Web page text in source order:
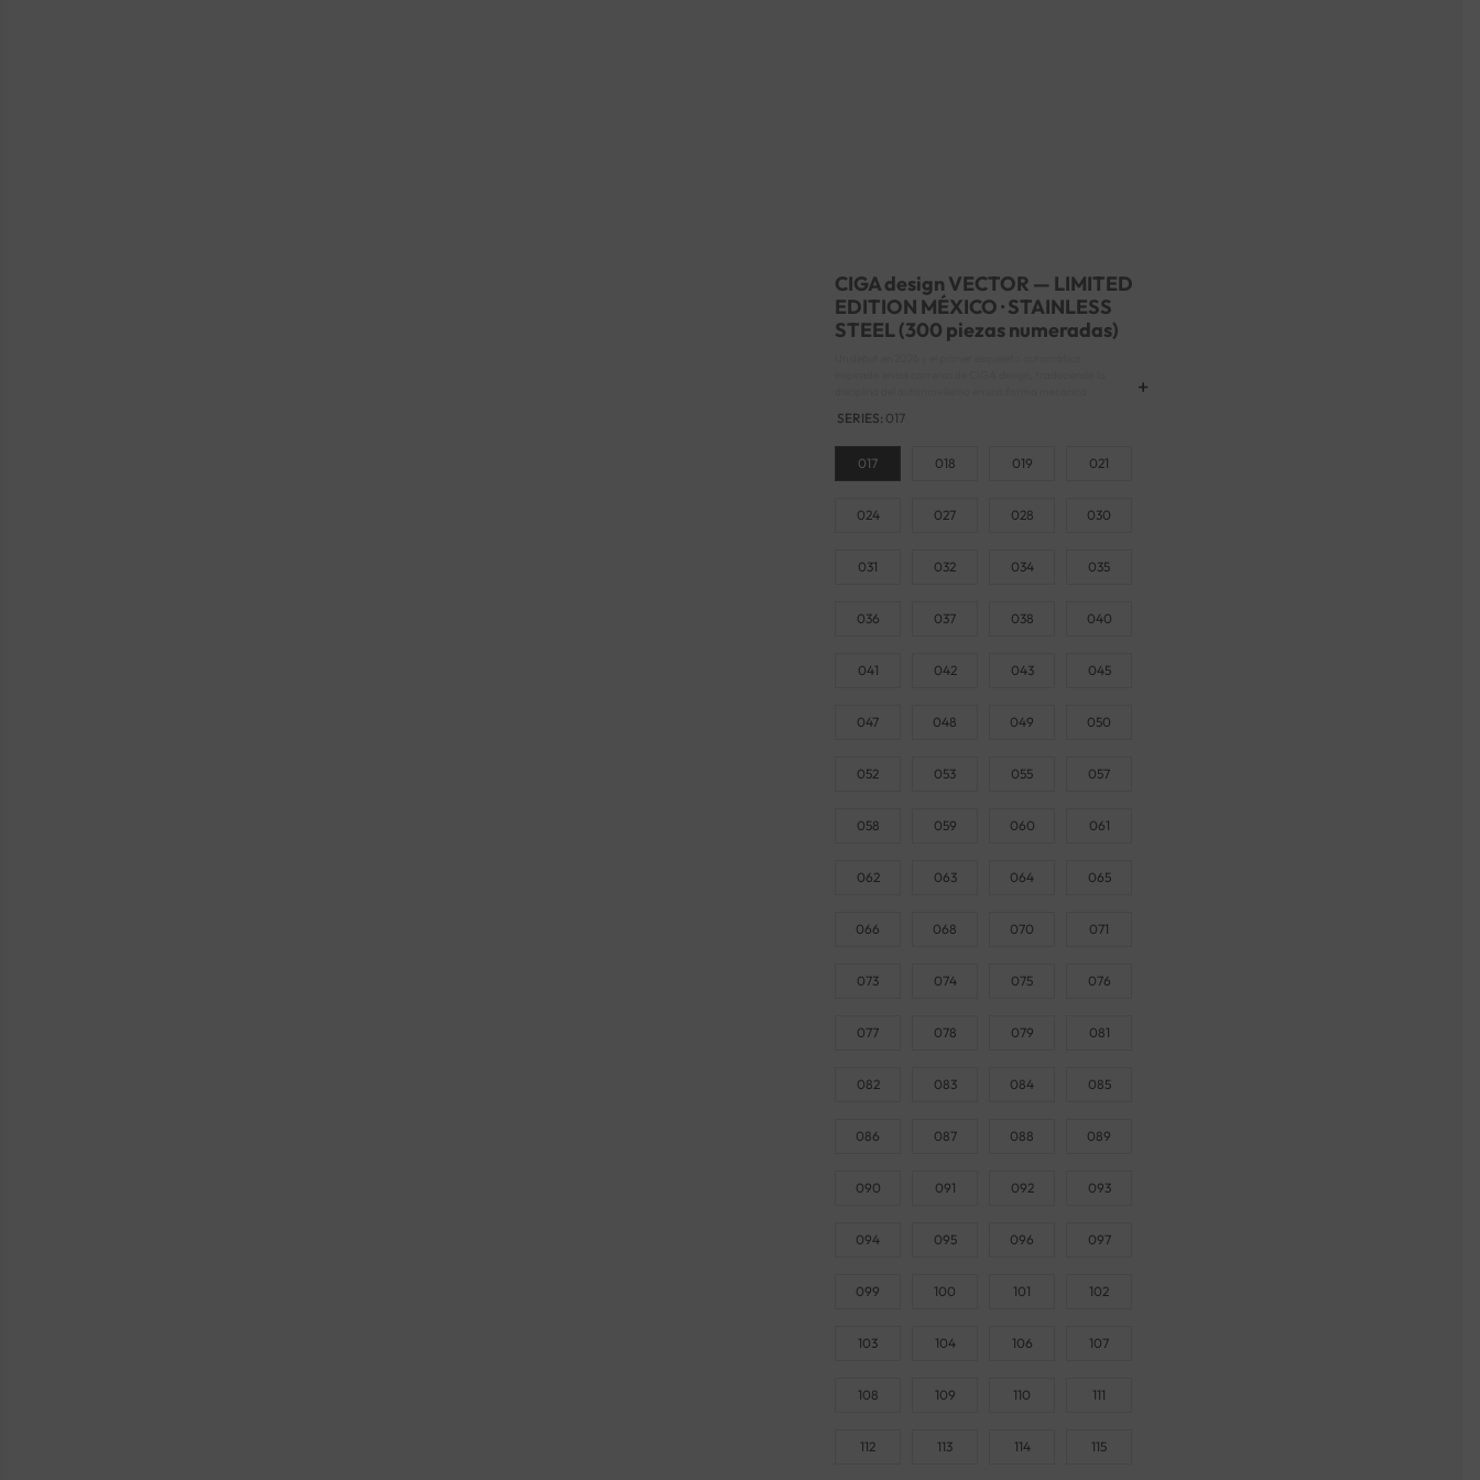
CIGA design VECTOR — LIMITED
EDITION MÉXICO · STAINLESS
STEEL (300 piezas numeradas)
el impulso y el movimiento con intención.
SERIES: 017
017 018 019 021
024 027 028 030
031 032 034 035
036 037 038 040
041 042 043 045
047 048 049 050
052 053 055 057
058 059 060 061
062 063 064 065
066 068 070 071
073 074 075 076
077 078 079 081
082 083 084 085
086 087 088 089
090 091 092 093
094 095 096 097
099 100 101 102
103 104 106 107
108 109 110 111
112 113 114 115